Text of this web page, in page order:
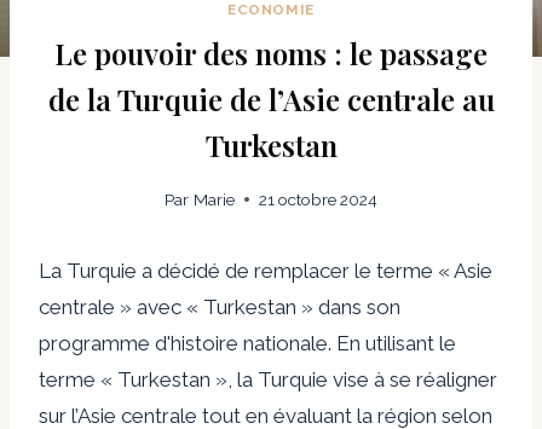
ECONOMIE
Le pouvoir des noms : le passage
de la Turquie de l’Asie centrale au
Turkestan
Par Marie 21 octobre 2024
La Turquie a décidé de remplacer le terme « Asie
centrale » avec « Turkestan » dans son
programme d'histoire nationale. En utilisant le
terme « Turkestan », la Turquie vise à se réaligner
sur l’Asie centrale tout en évaluant la région selon